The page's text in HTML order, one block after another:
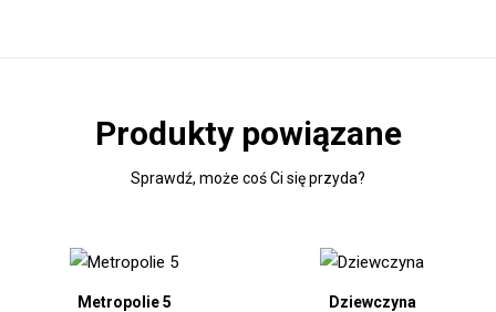
Produkty powiązane
Sprawdź, może coś Ci się przyda?
Brak w magazynie
Metropolie 5 Brak w magazynie
Dziewczyna